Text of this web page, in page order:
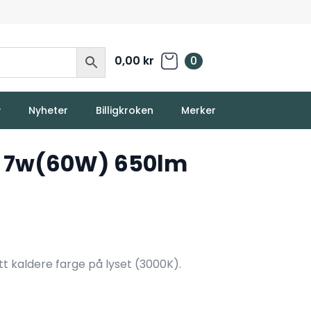
0,00 kr 0
Nyheter Billigkroken Merker
7w(60W) 650lm
kaldere farge på lyset (3000K).